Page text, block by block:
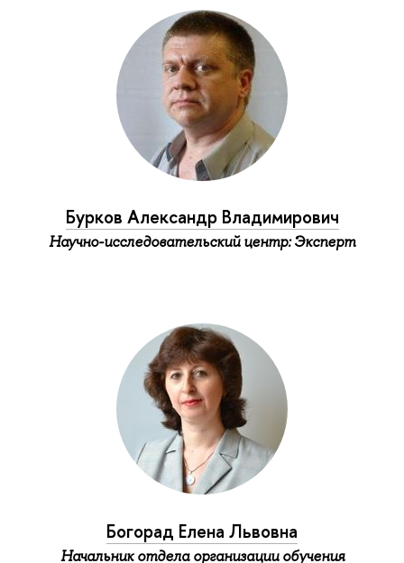
Бурков Александр Владимирович
Научно-исследовательский центр: Эксперт
Богорад Елена Львовна
Начальник отдела организации обучения